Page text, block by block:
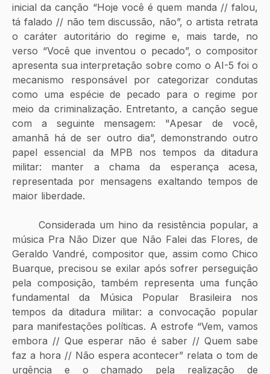
inicial da canção “Hoje você é quem manda // falou,
tá falado // não tem discussão, não”, o artista retrata
o caráter autoritário do regime e, mais tarde, no
verso “Você que inventou o pecado”, o compositor
apresenta sua interpretação sobre como o AI-5 foi o
mecanismo responsável por categorizar condutas
como uma espécie de pecado para o regime por
meio da criminalização. Entretanto, a canção segue
com a seguinte mensagem: "Apesar de você,
amanhã há de ser outro dia”, demonstrando outro
papel essencial da MPB nos tempos da ditadura
militar: manter a chama da esperança acesa,
representada por mensagens exaltando tempos de
maior liberdade.
música Pra Não Dizer que Não Falei das Flores, de
Geraldo Vandré, compositor que, assim como Chico
Buarque, precisou se exilar após sofrer perseguição
pela composição, também representa uma função
fundamental da Música Popular Brasileira nos
tempos da ditadura militar: a convocação popular
para manifestações políticas. A estrofe “Vem, vamos
embora // Que esperar não é saber // Quem sabe
faz a hora // Não espera acontecer” relata o tom de
urgência e o chamado pela realização de